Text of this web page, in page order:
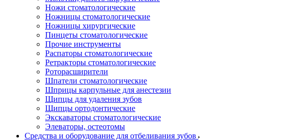
Ножи стоматологические
Ножницы стоматологические
Ножницы хирургические
Пинцеты стоматологические
Прочие инструменты
Распаторы стоматологические
Ретракторы стоматологические
Роторасширители
Шпатели стоматологические
Шприцы карпульные для анестезии
Щипцы для удаления зубов
Щипцы ортодонтические
Экскаваторы стоматологические
Элеваторы, остеотомы
Средства и оборудование для отбеливания зубов